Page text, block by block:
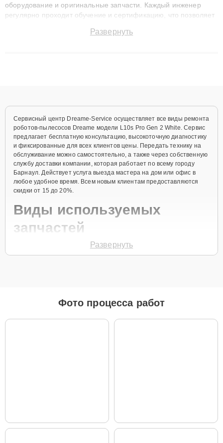
оборудование и оригинальные запчасти. Каждый инженер
регулярно проходит обучение и сертификацию, что позволяет
технику с сохранением гарантии до 3 лет. Наши мастера
Развернуть
Сервисный центр Dreame-Service осуществляет все виды ремонта
роботов-пылесосов Dreame модели L10s Pro Gen 2 White. Сервис
предлагает бесплатную консультацию, высокоточную диагностику
и фиксированные для всех клиентов цены. Передать технику на
обслуживание можно самостоятельно, а также через собственную
службу доставки компании, которая работает по всему городу
Барнаул. Действует услуга выезда мастера на дом или офис в
любое удобное время. Всем новым клиентам предоставляются
скидки от 15 до 20%.
Виды используемых
запчастей
Для ремонта робота-пылесоса модели L10s Pro Gen 2 White
Как определиться с выбором запчастей:
Если устройство свежей модели и есть планы на
высококачественные запчасти, будь это 100% оригинал, или
надежные аналоги проверенных и зарекомендовавших себя
Развернуть
Фото процесса работ